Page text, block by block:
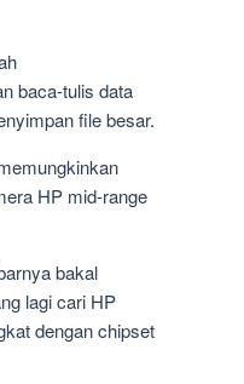
baca-tulis data
file besar.
HP mid-range
bakal
lagi cari HP
dengan chipset